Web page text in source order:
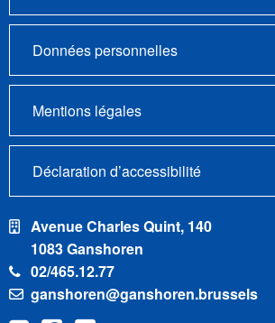
Données personnelles
Mentions légales
Déclaration d’accessibilité
Avenue Charles Quint, 140
1083 Ganshoren
02/465.12.77
ganshoren@ganshoren.brussels